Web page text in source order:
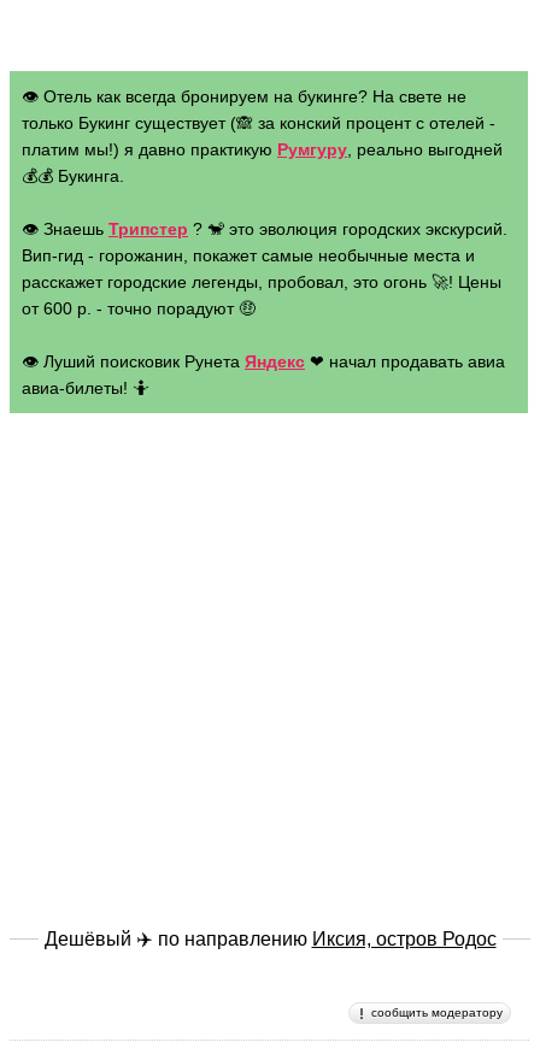
👁 Отель как всегда бронируем на букинге? На свете не
только Букинг существует (🙈 за конский процент с отелей -
платим мы!) я давно практикую Румгуру , реально выгодней
💰💰 Букинга.
👁 Знаешь Трипстер ? 🐒 это эволюция городских экскурсий.
Вип-гид - горожанин, покажет самые необычные места и
расскажет городские легенды, пробовал, это огонь 🚀! Цены
от 600 р. - точно порадуют 🤑
👁 Луший поисковик Рунета Яндекс ❤ начал продавать авиа
авиа-билеты! 🤷
Дешёвый ✈️ по направлению Иксия, остров Родос
сообщить модератору